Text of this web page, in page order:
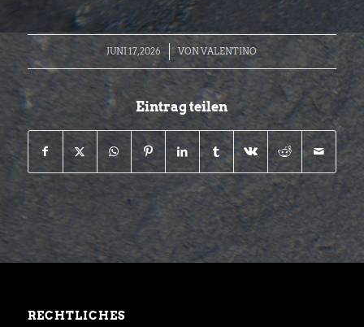
JUNI 17, 2026
/ VONVALENTINO
Eintrag teilen
RECHTLICHES